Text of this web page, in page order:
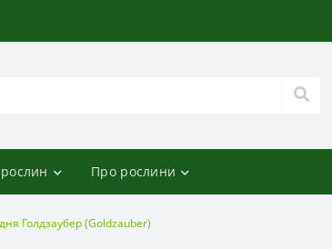
Про рослини
Голдзаубер (Goldzauber)